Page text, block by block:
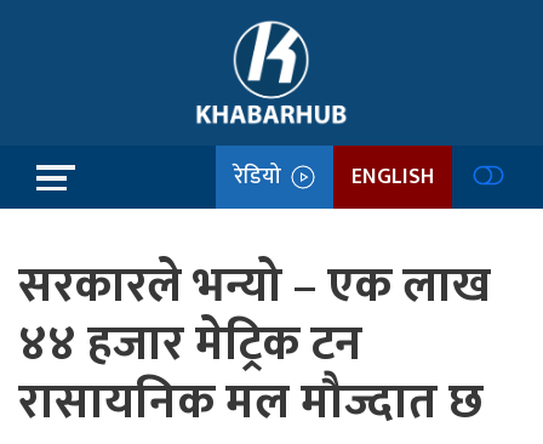
रेडियो ENGLISH
सरकारले भन्यो – एक लाख
४४ हजार मेट्रिक टन
रासायनिक मल मौज्दात छ